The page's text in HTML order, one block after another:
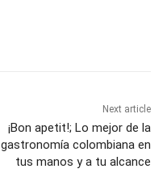
Next article
¡Bon apetit!; Lo mejor de la
gastronomía colombiana en
tus manos y a tu alcance